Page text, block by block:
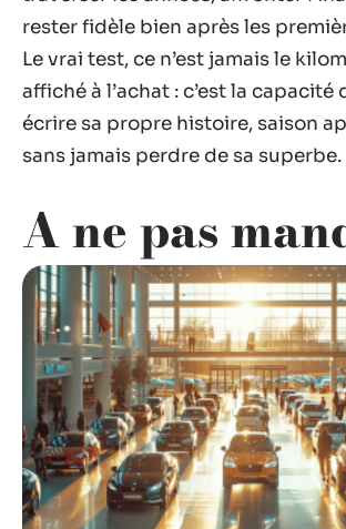
rester fidèle bien après les
Le vrai test, ce n’est jamais le
affiché à l’achat : c’est la capacité
écrire sa propre histoire, saison
sans jamais perdre de sa superbe.
A ne pas